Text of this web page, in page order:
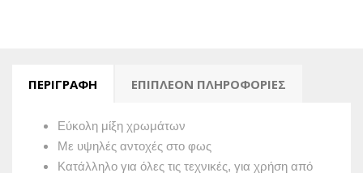
ποσότητα
ΠΕΡΙΓΡΑΦΉ ΕΠΙΠΛΈΟΝ ΠΛΗΡΟΦΟΡΊΕΣ
Εύκολη μίξη χρωμάτων
Με υψηλές αντοχές στο φως
Κατάλληλο για όλες τις τεχνικές, για χρήση από